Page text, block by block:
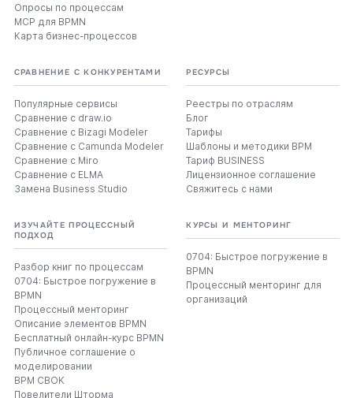
Опросы по процессам
MCP для BPMN
Карта бизнес-процессов
СРАВНЕНИЕ С КОНКУРЕНТАМИ
Популярные сервисы
Сравнение с draw.io
Сравнение с Bizagi Modeler
Сравнение с Camunda Modeler
Сравнение с Miro
Сравнение с ELMA
Замена Business Studio
РЕСУРСЫ
Реестры по отраслям
Блог
Тарифы
Шаблоны и методики BPM
Тариф BUSINESS
Лицензионное соглашение
Свяжитесь с нами
ИЗУЧАЙТЕ ПРОЦЕССНЫЙ
ПОДХОД
Разбор книг по процессам
0704: Быстрое погружение в
BPMN
Процессный менторинг
Описание элементов BPMN
Бесплатный онлайн-курс BPMN
Публичное соглашение о
моделировании
BPM CBOK
Повелители Шторма
КУРСЫ И МЕНТОРИНГ
0704: Быстрое погружение в
BPMN
Процессный менторинг для
организаций